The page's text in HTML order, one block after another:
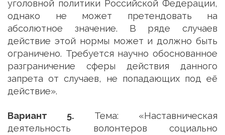
уголовной политики Российской Федерации,
однако не может претендовать на
абсолютное значение. В ряде случаев
действие этой нормы может и должно быть
ограничено. Требуется научно обоснованное
разграничение сферы действия данного
запрета от случаев, не попадающих под её
действие».
Вариант 5. Тема: «Наставническая
деятельность волонтеров социально